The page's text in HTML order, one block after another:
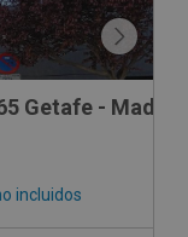
Getafe - Madrid
incluidos